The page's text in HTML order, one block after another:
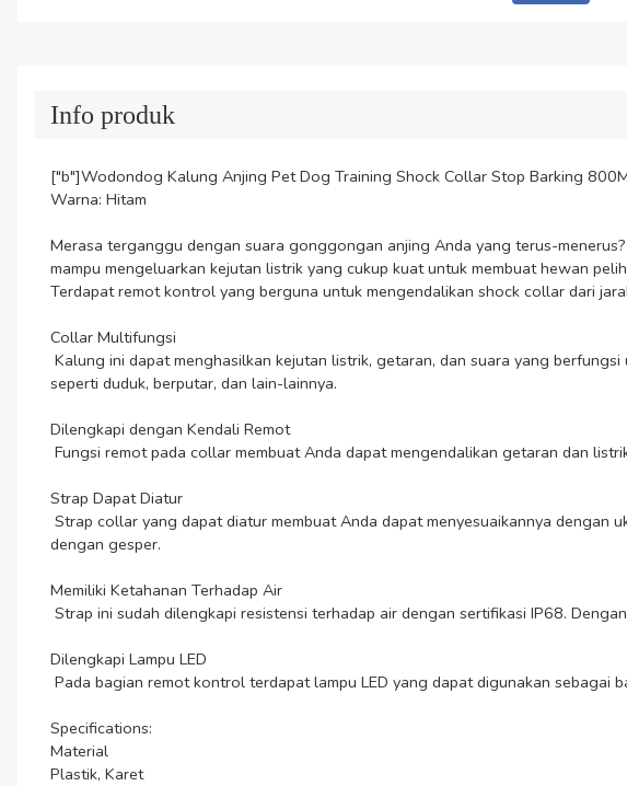
Info produk
["b"]Wodondog Kalung Anjing Pet Dog Training Shock Collar Stop Barking
Warna: Hitam
Merasa terganggu dengan suara gonggongan anjing Anda yang terus-
mampu mengeluarkan kejutan listrik yang cukup kuat untuk membuat hewan
Terdapat remot kontrol yang berguna untuk mengendalikan shock collar dari
Collar Multifungsi
seperti duduk, berputar, dan lain-lainnya.
Dilengkapi dengan Kendali Remot
Strap Dapat Diatur
dengan gesper.
Memiliki Ketahanan Terhadap Air
Dilengkapi Lampu LED
Specifications:
Material
Plastik, Karet